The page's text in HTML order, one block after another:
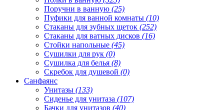
Поручни в ванную (25)
Пуфики для ванной комнаты (10)
Стаканы для зубных щеток (252)
Стаканы для ватных дисков (16)
Стойки напольные (45)
Сушилки для рук (0)
Сушилка для белья (8)
Скребок для душевой (0)
Санфаянс
Унитазы (133)
Сиденье для унитаза (107)
Бачки для унитазов (40)